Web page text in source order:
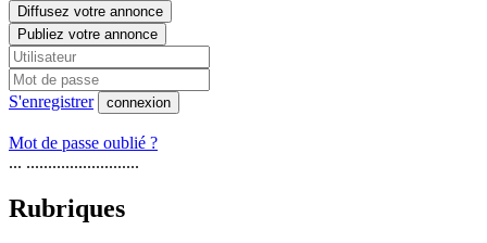
Diffusez votre annonce
Publiez votre annonce
S'enregistrer connexion
Mot de passe oublié ?
... ..........................
Rubriques